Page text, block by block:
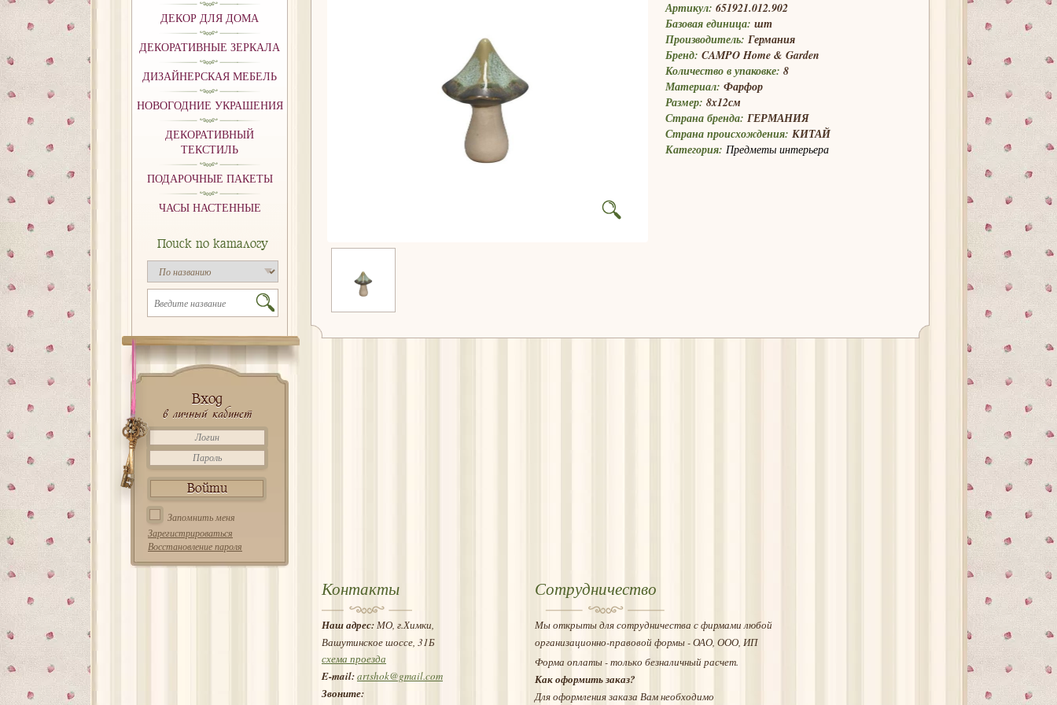
ДЕКОР ДЛЯ ДОМА
ДЕКОРАТИВНЫЕ ЗЕРКАЛА
ДИЗАЙНЕРСКАЯ МЕБЕЛЬ
НОВОГОДНИЕ УКРАШЕНИЯ
ДЕКОРАТИВНЫЙ
ТЕКСТИЛЬ
ПОДАРОЧНЫЕ ПАКЕТЫ
ЧАСЫ НАСТЕННЫЕ
Поиск по каталогу
Вход
в личный кабинет
Запомнить меня
Зарегистрироваться
Восстановление пароля
Артикул: 651921.012.902
Базовая единица: шт
Производитель: Германия
Бренд: CAMPO Home & Garden
Количество в упаковке: 8
Материал: Фарфор
Размер: 8x12см
Страна бренда: ГЕРМАНИЯ
Страна происхождения: КИТАЙ
Категория: Предметы интерьера
Контакты
Наш адрес:МО, г.Химки,
Вашутинское шоссе, 31Б
схема проезда
E-mail:artshok@gmail.com
Звоните:
Сотрудничество
Мы открыты для сотрудничества с фирмами любой
организационно-правовой формы - ОАО, ООО, ИП
Форма оплаты - только безналичный расчет.
Как оформить заказ?
Для оформления заказа Вам необходимо